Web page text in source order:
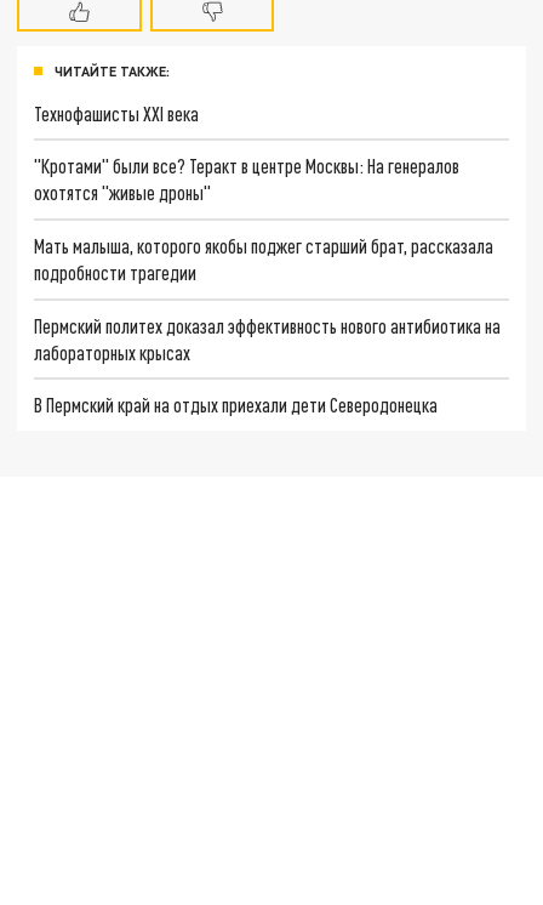
ЧИТАЙТЕ ТАКЖЕ:
Технофашисты XXI века
"Кротами" были все? Теракт в центре Москвы: На генералов
охотятся "живые дроны"
Мать малыша, которого якобы поджег старший брат, рассказала
подробности трагедии
Пермский политех доказал эффективность нового антибиотика на
лабораторных крысах
В Пермский край на отдых приехали дети Северодонецка